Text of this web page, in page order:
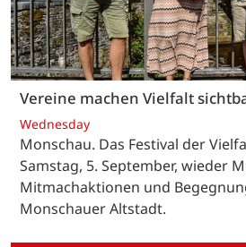
Vereine machen Vielfalt
Wednesday
Monschau. Das Festival der
Samstag, 5. September, wieder
Mitmachaktionen und
Monschauer Altstadt.